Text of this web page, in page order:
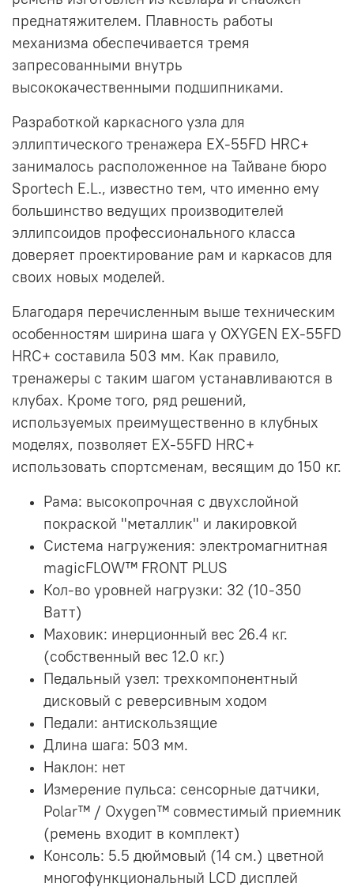
преднатяжителем. Плавность работы
механизма обеспечивается тремя
запресованными внутрь
высококачественными подшипниками.
Разработкой каркасного узла для
эллиптического тренажера EX-55FD HRC+
занималось расположенное на Тайване бюро
Sportech E.L., известно тем, что именно ему
большинство ведущих производителей
эллипсоидов профессионального класса
доверяет проектирование рам и каркасов для
своих новых моделей.
Благодаря перечисленным выше техническим
особенностям ширина шага у OXYGEN EX-55FD
HRC+ составила 503 мм. Как правило,
тренажеры с таким шагом устанавливаются в
клубах. Кроме того, ряд решений,
используемых преимущественно в клубных
моделях, позволяет EX-55FD HRC+
использовать спортсменам, весящим до 150 кг.
Рама: высокопрочная с двухслойной
покраской "металлик" и лакировкой
Система нагружения: электромагнитная
magicFLOW™ FRONT PLUS
Кол-во уровней нагрузки: 32 (10-350
Ватт)
Маховик: инерционный вес 26.4 кг.
(собственный вес 12.0 кг.)
Педальный узел: трехкомпонентный
дисковый с реверсивным ходом
Педали: антискользящие
Длина шага: 503 мм.
Наклон: нет
Измерение пульса: сенсорные датчики,
Polar™ / Oxygen™ совместимый приемник
(ремень входит в комплект)
Консоль: 5.5 дюймовый (14 см.) цветной
многофункциональный LCD дисплей